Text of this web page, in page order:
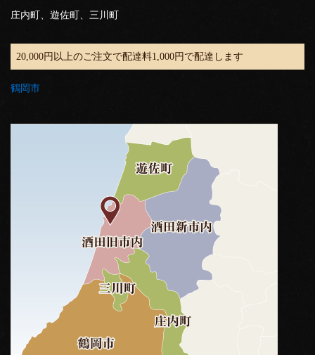
庄内町、遊佐町、三川町
20,000円以上のご注文で配達料1,000円で配達します
鶴岡市